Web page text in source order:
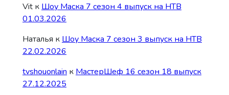
Vit к Шоу Маска 7 сезон 4 выпуск на НТВ
01.03.2026
Наталья к Шоу Маска 7 сезон 3 выпуск на НТВ
22.02.2026
tvshouonlain к МастерШеф 16 сезон 18 выпуск
27.12.2025